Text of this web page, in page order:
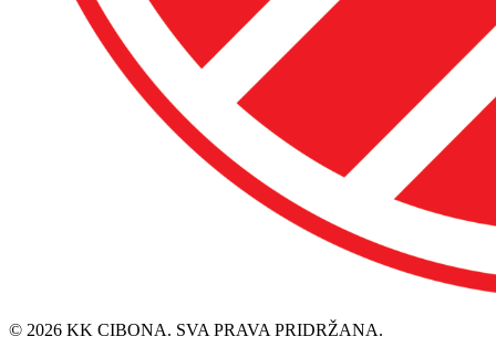
© 2026 KK CIBONA. SVA PRAVA PRIDRŽANA.